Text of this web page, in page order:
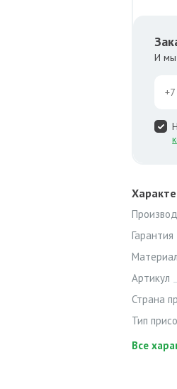
И мы
Гарантия
Материал
Артикул
Страна
Тип
Все